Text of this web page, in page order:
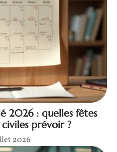
2026 : quelles fêtes
prévoir ?
2026